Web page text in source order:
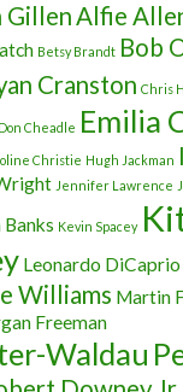
GillenAlfie
Betsy Brandt Bob
Cranston Chris
Don Cheadle Emilia
Christie Hugh Jackman
Jennifer Lawrence
Banks Kevin Spacey
Leonardo DiCaprio
Williams Martin
Freeman
Waldau